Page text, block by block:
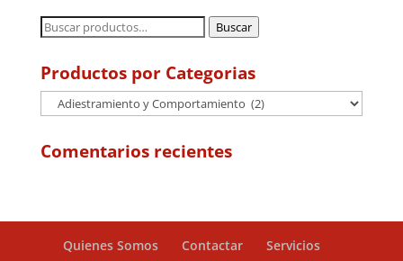
desde
3,95 €
9,95 €
Buscar
Buscar
Productos por Categorias
Comentarios recientes
Quienes Somos Contactar
Servicios